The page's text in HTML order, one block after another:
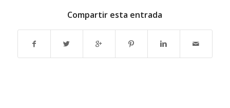
Compartir esta entrada